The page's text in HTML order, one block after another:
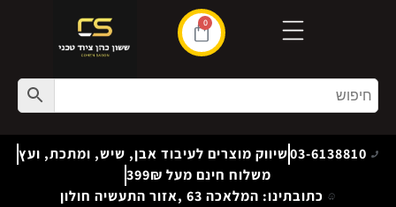
0
03-6138810שיווק מוצרים לעיבוד אבן, שיש, ומתכת, ועץ
משלוח חינם מעל 399₪
כתובתינו: המלאכה 63 ,אזור התעשיה חולון